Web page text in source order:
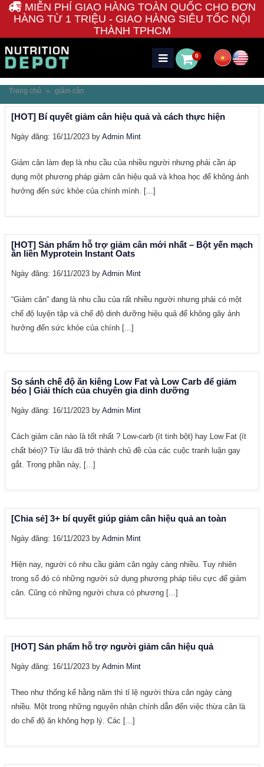
MIỄN PHÍ GIAO HÀNG TOÀN QUỐC CHO ĐƠN
HÀNG TỪ 1 TRIỆU - GIAO HÀNG SIÊU TỐC NỘI
THÀNH TPHCM
0
Trang chủ » giảm cân
[HOT] Bí quyết giảm cân hiệu quả và cách thực hiện
Ngày đăng: 16/11/2023 by Admin Mint
Giảm cân làm đẹp là nhu cầu của nhiều người nhưng phải cần áp
dụng một phương pháp giảm cân hiệu quả và khoa học để không ảnh
hưởng đến sức khỏe của chính mình. [...]
[HOT] Sản phẩm hỗ trợ giảm cân mới nhất – Bột yến mạch
ăn liền Myprotein Instant Oats
Ngày đăng: 16/11/2023 by Admin Mint
“Giảm cân” đang là nhu cầu của rất nhiều người nhưng phải có một
chế độ luyện tập và chế độ dinh dưỡng hiệu quả để không gây ảnh
hưởng đến sức khỏe của chính [...]
So sánh chế độ ăn kiêng Low Fat và Low Carb để giảm
béo | Giải thích của chuyên gia dinh dưỡng
Ngày đăng: 16/11/2023 by Admin Mint
Cách giảm cân nào là tốt nhất ? Low-carb (ít tinh bột) hay Low Fat (ít
chất béo)? Từ lâu đã trở thành chủ đề của các cuộc tranh luận gay
gắt. Trong phần này, [...]
[Chia sẻ] 3+ bí quyết giúp giảm cân hiệu quả an toàn
Ngày đăng: 16/11/2023 by Admin Mint
Hiện nay, người có nhu cầu giảm cân ngày càng nhiều. Tuy nhiên
trong số đó có những người sử dụng phương pháp tiêu cực để giảm
cân. Cũng có những người chưa có phương [...]
[HOT] Sản phẩm hỗ trợ người giảm cân hiệu quả
Ngày đăng: 16/11/2023 by Admin Mint
Theo như thống kế hằng năm thì tỉ lệ người thừa cân ngày càng
nhiều. Một trong những nguyên nhân chính dẫn đến việc thừa cân là
do chế độ ăn không hợp lý. Các [...]